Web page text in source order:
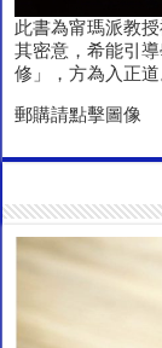
此書為甯瑪派教
其密意，希能引
修」，方為入正道
郵購請點擊圖像